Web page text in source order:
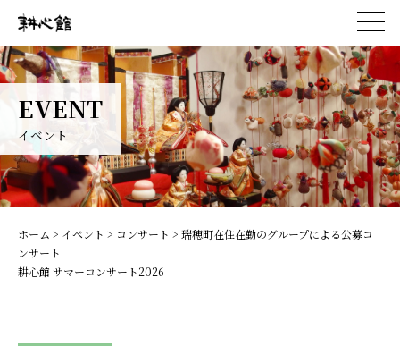
EVENT
イベント
ホーム > イベント > コンサート > 瑞穂町在住在勤のグループによる公募コ
ンサート
耕心館 サマーコンサート2026